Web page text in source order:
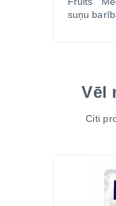
suņu
Vēl
Citi